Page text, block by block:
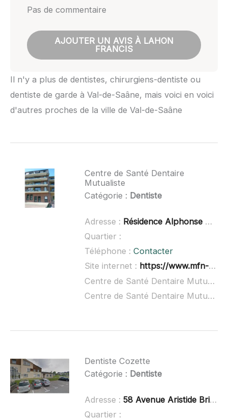
Pas de commentaire
AJOUTER UN AVIS À LAHON
FRANCIS
Il n'y a plus de dentistes, chirurgiens-dentiste ou
dentiste de garde à Val-de-Saâne, mais voici en voici
d'autres proches de la ville de Val-de-Saâne
Centre de Santé Dentaire
Mutualiste
Catégorie : Dentiste
Adresse : Résidence Alphonse Daudet, 2 Rue Saint-Hélier, 76360 Barentin
Quartier :
Téléphone : Contacter
Site internet : https://www.mfn-ssam.fr/
Centre de Santé Dentaire Mutualiste à domicile :
Centre de Santé Dentaire Mutualiste ouvert dimanche :
Dentiste Cozette
Catégorie : Dentiste
Adresse : 58 Avenue Aristide Briand, 76360 Barentin
Quartier :